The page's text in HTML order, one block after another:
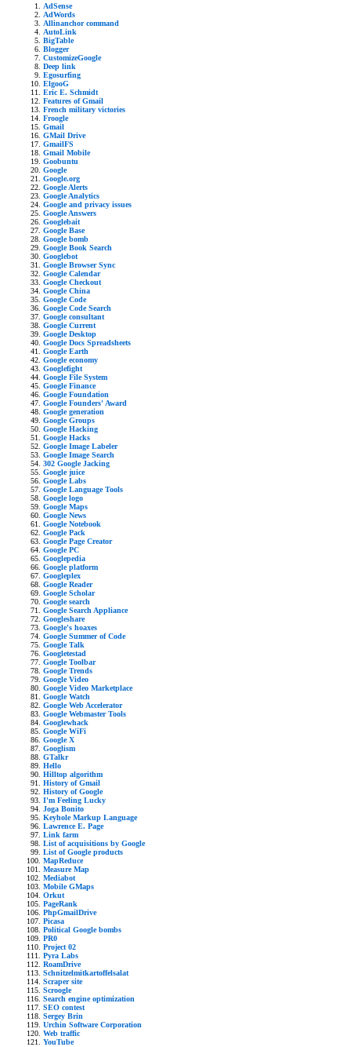
AdSense
AdWords
Allinanchor command
AutoLink
BigTable
Blogger
CustomizeGoogle
Deep link
Egosurfing
ElgooG
Eric E. Schmidt
Features of Gmail
French military victories
Froogle
Gmail
GMail Drive
GmailFS
Gmail Mobile
Goobuntu
Google
Google.org
Google Alerts
Google Analytics
Google and privacy issues
Google Answers
Googlebait
Google Base
Google bomb
Google Book Search
Googlebot
Google Browser Sync
Google Calendar
Google Checkout
Google China
Google Code
Google Code Search
Google consultant
Google Current
Google Desktop
Google Docs Spreadsheets
Google Earth
Google economy
Googlefight
Google File System
Google Finance
Google Foundation
Google Founders' Award
Google generation
Google Groups
Google Hacking
Google Hacks
Google Image Labeler
Google Image Search
302 Google Jacking
Google juice
Google Labs
Google Language Tools
Google logo
Google Maps
Google News
Google Notebook
Google Pack
Google Page Creator
Google PC
Googlepedia
Google platform
Googleplex
Google Reader
Google Scholar
Google search
Google Search Appliance
Googleshare
Google's hoaxes
Google Summer of Code
Google Talk
Googletestad
Google Toolbar
Google Trends
Google Video
Google Video Marketplace
Google Watch
Google Web Accelerator
Google Webmaster Tools
Googlewhack
Google WiFi
Google X
Googlism
GTalkr
Hello
Hilltop algorithm
History of Gmail
History of Google
I'm Feeling Lucky
Joga Bonito
Keyhole Markup Language
Lawrence E. Page
Link farm
List of acquisitions by Google
List of Google products
MapReduce
Measure Map
Mediabot
Mobile GMaps
Orkut
PageRank
PhpGmailDrive
Picasa
Political Google bombs
PR0
Project 02
Pyra Labs
RoamDrive
Schnitzelmitkartoffelsalat
Scraper site
Scroogle
Search engine optimization
SEO contest
Sergey Brin
Urchin Software Corporation
Web traffic
YouTube